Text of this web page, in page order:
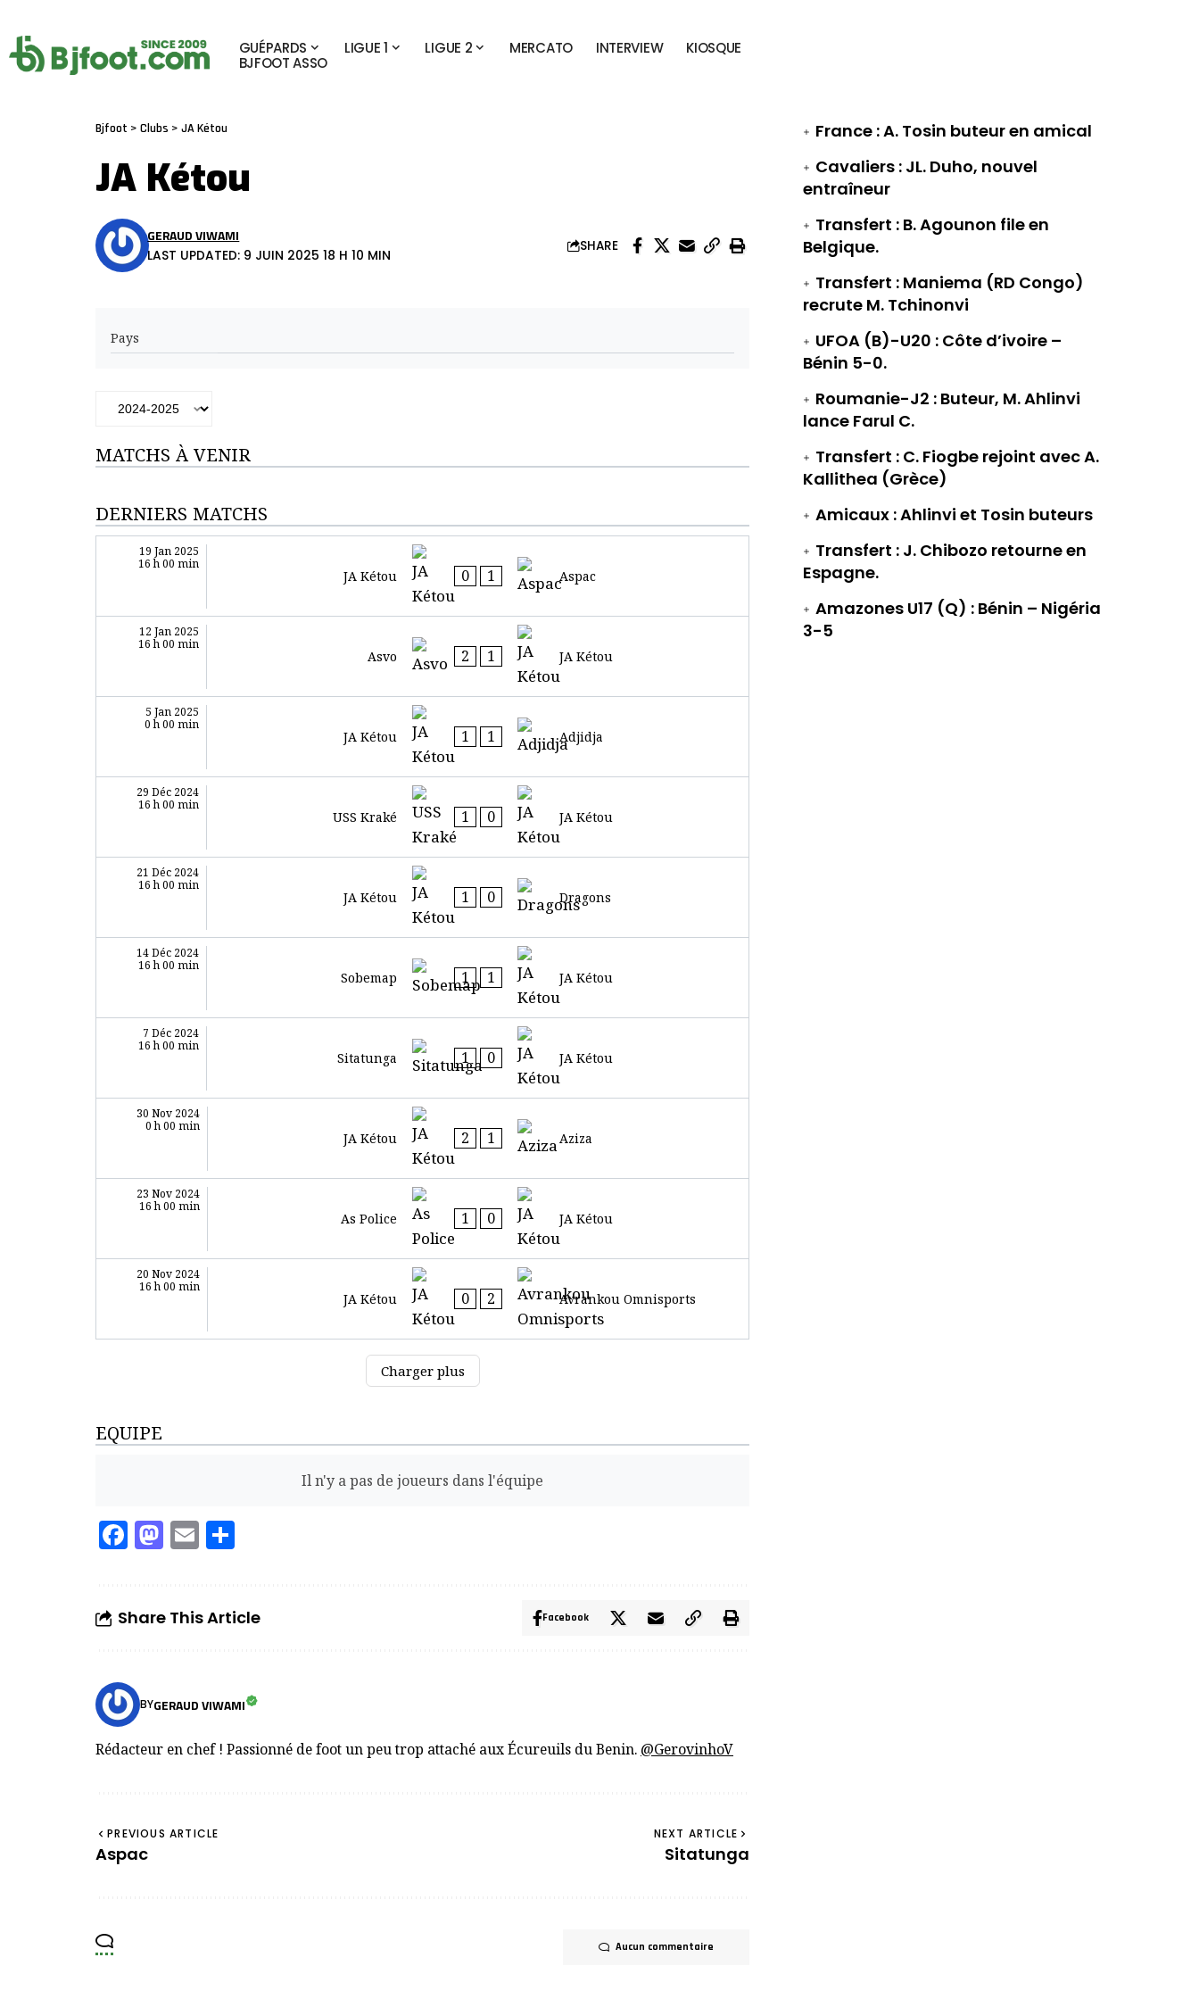
GUÉPARDS LIGUE 1 LIGUE 2 MERCATO INTERVIEW
KIOSQUE
BJFOOT ASSO
Bjfoot > Clubs > JA Kétou
JA Kétou
LAST UPDATED: 9 JUIN 2025 18 H 10 MIN
GERAUD VIWAMI
SHARE
Pays
MATCHS À VENIR
DERNIERS MATCHS
19 Jan 2025
16 h 00 min
JA Kétou 0 1 Aspac
12 Jan 2025
16 h 00 min
Asvo 2 1 JA Kétou
5 Jan 2025
0 h 00 min
JA Kétou 1 1 Adjidja
29 Déc 2024
16 h 00 min
USS Kraké 1 0 JA Kétou
21 Déc 2024
16 h 00 min
JA Kétou 1 0 Dragons
14 Déc 2024
16 h 00 min
Sobemap 1 1 JA Kétou
7 Déc 2024
16 h 00 min
Sitatunga 1 0 JA Kétou
30 Nov 2024
0 h 00 min
JA Kétou 2 1 Aziza
23 Nov 2024
16 h 00 min
As Police 1 0 JA Kétou
20 Nov 2024
16 h 00 min
JA Kétou 0 2 Avrankou Omnisports
Charger plus
EQUIPE
Il n'y a pas de joueurs dans l'équipe
Facebook
Mastodon
Email
Share This Article Facebook
BYGERAUD VIWAMI
Rédacteur en chef ! Passionné de foot un peu trop attaché aux Écureuils du Benin. @GerovinhoV
PREVIOUS ARTICLE
Aspac
NEXT ARTICLE
Sitatunga
Aucun commentaire
France : A. Tosin buteur en amical
Cavaliers : JL. Duho, nouvel
entraîneur
Transfert : B. Agounon file en
Belgique.
Transfert : Maniema (RD Congo)
recrute M. Tchinonvi
UFOA (B)-U20 : Côte d’ivoire –
Bénin 5-0.
Roumanie-J2 : Buteur, M. Ahlinvi
lance Farul C.
Transfert : C. Fiogbe rejoint avec A.
Kallithea (Grèce)
Amicaux : Ahlinvi et Tosin buteurs
Transfert : J. Chibozo retourne en
Espagne.
Amazones U17 (Q) : Bénin – Nigéria
3-5